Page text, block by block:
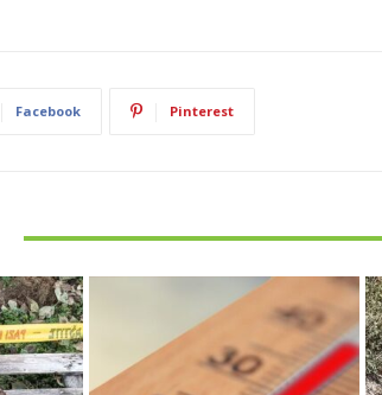
Facebook Pinterest